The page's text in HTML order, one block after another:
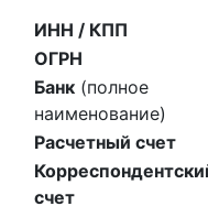
ИНН / КПП
ОГРН
Банк (полное
наименование)
Расчетный счет
счет